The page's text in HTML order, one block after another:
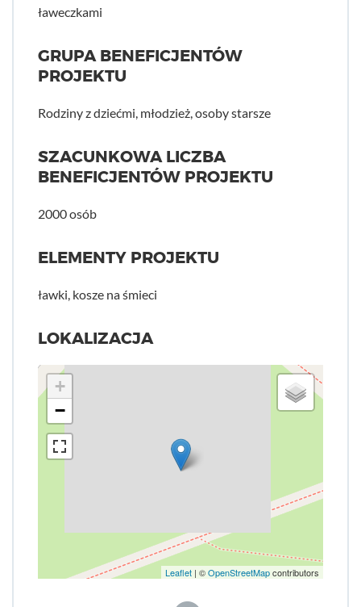
ławeczkami
GRUPA BENEFICJENTÓW
PROJEKTU
Rodziny z dziećmi, młodzież, osoby starsze
SZACUNKOWA LICZBA
BENEFICJENTÓW PROJEKTU
2000 osób
ELEMENTY PROJEKTU
ławki, kosze na śmieci
LOKALIZACJA
+
−
Leaflet | ©OpenStreetMapcontributors